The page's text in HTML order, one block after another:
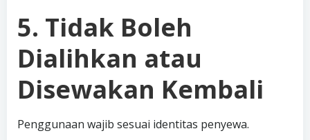
5. Tidak Boleh
Dialihkan atau
Disewakan Kembali
Penggunaan wajib sesuai identitas penyewa.